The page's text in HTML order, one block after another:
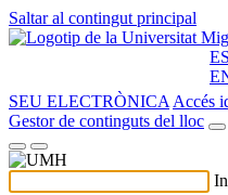
Saltar al contingut principal
SEU ELECTRÒNICA Accés
Gestor de continguts del lloc